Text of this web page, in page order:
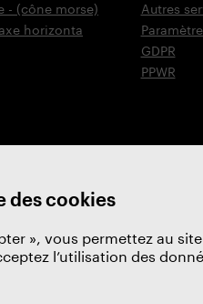
- (cône morse)
horizonta
Autres
GDPR
PPWR
des cookies
», vous permettez au site
l’utilisation des